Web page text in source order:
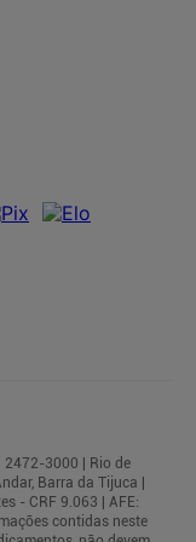
2472-3000 | Rio de
Barra da Tijuca |
- CRF 9.063 | AFE:
contidas neste